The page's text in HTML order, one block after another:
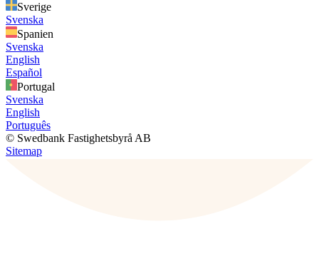
Sverige
Svenska
Spanien
Svenska
English
Español
Portugal
Svenska
English
Português
© Swedbank Fastighetsbyrå AB
Sitemap